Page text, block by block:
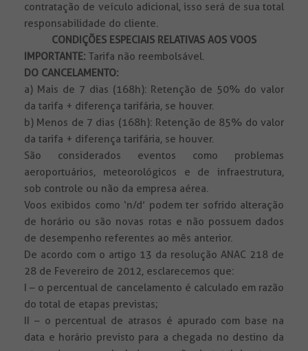
contratação de veículo adicional, isso será de sua total
responsabilidade do cliente.
CONDIÇÕES ESPECIAIS RELATIVAS AOS VOOS
IMPORTANTE: Tarifa não reembolsável.
DO CANCELAMENTO:
a) Mais de 7 dias (168h): Retenção de 50% do valor
da tarifa + diferença tarifária, se houver.
b) Menos de 7 dias (168h): Retenção de 85% do valor
da tarifa + diferença tarifária, se houver.
São considerados eventos como problemas
aeroportuários, meteorológicos e de infraestrutura,
sob controle ou não da empresa aérea.
Voos exibidos como ‘n/d’ podem ter sofrido alteração
de horário ou são novas rotas e não possuem dados
de desempenho referentes ao mês anterior.
De acordo com o artigo 13 da resolução ANAC 218 de
28 de Fevereiro de 2012, esclarecemos que:
I – o percentual de cancelamento é calculado em razão
do total de etapas previstas;
II – o percentual de atrasos é apurado com base na
data e horário previsto para a chegada no destino da